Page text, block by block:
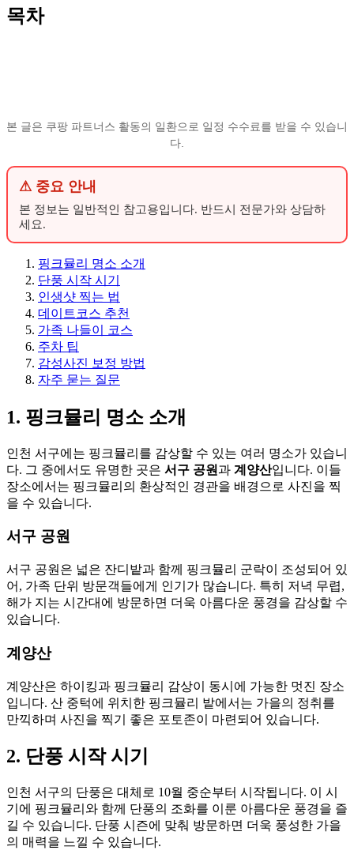
목차
본 글은 쿠팡 파트너스 활동의 일환으로 일정 수수료를 받을 수 있습니
다.
⚠ 중요 안내
본 정보는 일반적인 참고용입니다. 반드시 전문가와 상담하
세요.
핑크뮬리 명소 소개
단풍 시작 시기
인생샷 찍는 법
데이트코스 추천
가족 나들이 코스
주차 팁
감성사진 보정 방법
자주 묻는 질문
1. 핑크뮬리 명소 소개
인천 서구에는 핑크뮬리를 감상할 수 있는 여러 명소가 있습니
다. 그 중에서도 유명한 곳은 서구 공원과 계양산입니다. 이들
장소에서는 핑크뮬리의 환상적인 경관을 배경으로 사진을 찍
을 수 있습니다.
서구 공원
서구 공원은 넓은 잔디밭과 함께 핑크뮬리 군락이 조성되어 있
어, 가족 단위 방문객들에게 인기가 많습니다. 특히 저녁 무렵,
해가 지는 시간대에 방문하면 더욱 아름다운 풍경을 감상할 수
있습니다.
계양산
계양산은 하이킹과 핑크뮬리 감상이 동시에 가능한 멋진 장소
입니다. 산 중턱에 위치한 핑크뮬리 밭에서는 가을의 정취를
만끽하며 사진을 찍기 좋은 포토존이 마련되어 있습니다.
2. 단풍 시작 시기
인천 서구의 단풍은 대체로 10월 중순부터 시작됩니다. 이 시
기에 핑크뮬리와 함께 단풍의 조화를 이룬 아름다운 풍경을 즐
길 수 있습니다. 단풍 시즌에 맞춰 방문하면 더욱 풍성한 가을
의 매력을 느낄 수 있습니다.